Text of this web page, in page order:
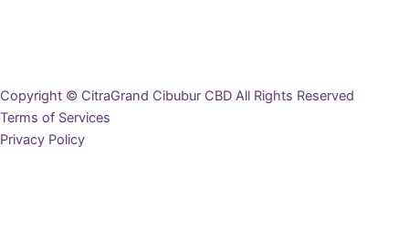
Copyright © CitraGrand Cibubur CBD All Rights Reserved
Terms of Services
Privacy Policy